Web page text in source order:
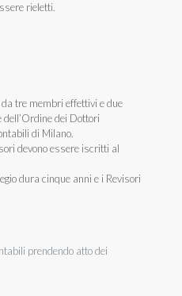
rieletti.
tre membri effettivi e due
dei Dottori
di Milano.
devono essere iscritti al
dura cinque anni e i Revisori
prendendo atto dei